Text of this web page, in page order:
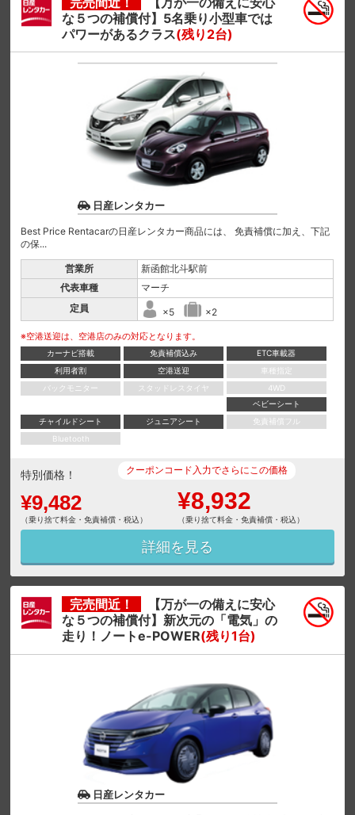
な５つの補償付】5名乗り小型車では
パワーがあるクラス(残り2台)
日産レンタカー
Best Price Rentacarの日産レンタカー商品には、 免責補償に加え、下記
の保...
営業所
新函館北斗駅前
代表車種
マーチ
定員
×5 ×2
※空港送迎は、空港店のみの対応となります。
カーナビ搭載 免責補償込み
ETC車載器
利用者割
空港送迎
車種指定
バックモニター
スタッドレスタイヤ
4WD
ベビーシート
チャイルドシート
ジュニアシート
免責補償フル
Bluetooth
特別価格！
¥9,482
（乗り捨て料金・免責補償・税込）
クーポンコード入力でさらにこの価格
¥8,932
（乗り捨て料金・免責補償・税込）
詳細を見る
完売間近！
【万が一の備えに安心
な５つの補償付】新次元の「電気」の
走り！ノートe-POWER(残り1台)
日産レンタカー